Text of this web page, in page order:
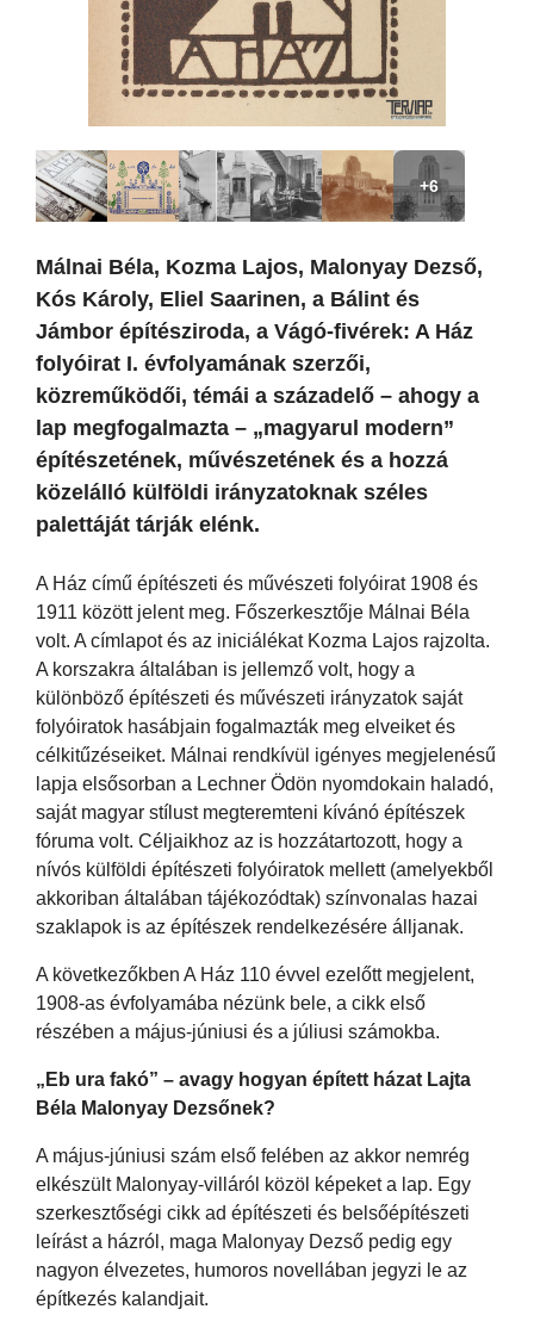
+6
Málnai Béla, Kozma Lajos, Malonyay Dezső,
Kós Károly, Eliel Saarinen, a Bálint és
Jámbor építésziroda, a Vágó-fivérek: A Ház
folyóirat I. évfolyamának szerzői,
közreműködői, témái a századelő – ahogy a
lap megfogalmazta – „magyarul modern”
építészetének, művészetének és a hozzá
közelálló külföldi irányzatoknak széles
palettáját tárják elénk.
A Ház című építészeti és művészeti folyóirat 1908 és
1911 között jelent meg. Főszerkesztője Málnai Béla
volt. A címlapot és az iniciálékat Kozma Lajos rajzolta.
A korszakra általában is jellemző volt, hogy a
különböző építészeti és művészeti irányzatok saját
folyóiratok hasábjain fogalmazták meg elveiket és
célkitűzéseiket. Málnai rendkívül igényes megjelenésű
lapja elsősorban a Lechner Ödön nyomdokain haladó,
saját magyar stílust megteremteni kívánó építészek
fóruma volt. Céljaikhoz az is hozzátartozott, hogy a
nívós külföldi építészeti folyóiratok mellett (amelyekből
akkoriban általában tájékozódtak) színvonalas hazai
szaklapok is az építészek rendelkezésére álljanak.
A következőkben A Ház 110 évvel ezelőtt megjelent,
1908-as évfolyamába nézünk bele, a cikk első
részében a május-júniusi és a júliusi számokba.
„Eb ura fakó” – avagy hogyan épített házat Lajta
Béla Malonyay Dezsőnek?
A május-júniusi szám első felében az akkor nemrég
elkészült Malonyay-villáról közöl képeket a lap. Egy
szerkesztőségi cikk ad építészeti és belsőépítészeti
leírást a házról, maga Malonyay Dezső pedig egy
nagyon élvezetes, humoros novellában jegyzi le az
építkezés kalandjait.